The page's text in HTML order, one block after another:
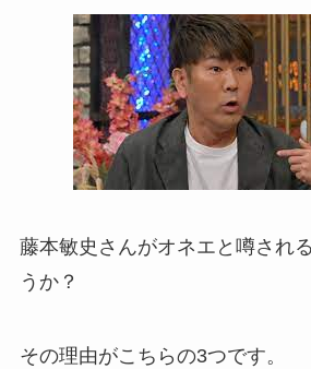
藤本敏史さんがオネエと噂され
うか？
その理由がこちらの3つです。